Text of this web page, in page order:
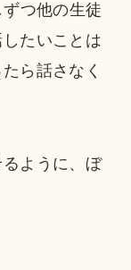
つ他の生徒
たいことは
ら話さなく
ように、ぼ